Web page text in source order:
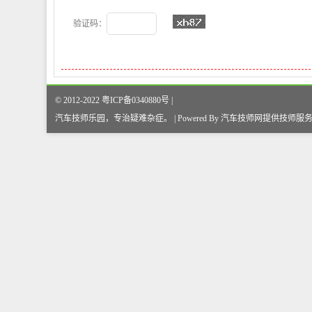
验证码：
© 2012-2022 粤ICP备0340880号 |
汽车技师乐园，专治疑难杂症。 | Powered By 汽车技师网提供技师服务